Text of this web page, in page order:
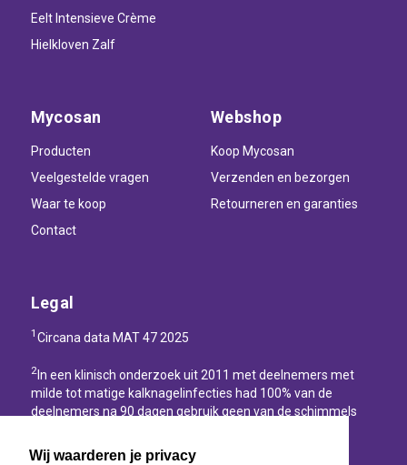
Wij waarderen je privacy
Eelt Intensieve Crème
Hielkloven Zalf
Mycosan
Producten
Veelgestelde vragen
Waar te koop
Contact
Webshop
Koop Mycosan
Verzenden en bezorgen
Retourneren en garanties
Legal
1 Circana data MAT 47 2025
2In een klinisch onderzoek uit 2011 met deelnemers met
milde tot matige kalknagelinfecties had 100% van de
deelnemers na 90 dagen gebruik geen van de schimmels
Candida albicans) die kalknagels veroorzaken.